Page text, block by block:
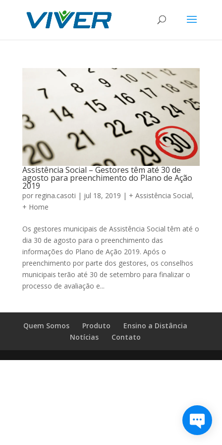
Assistência Social – Gestores têm até 30 de
agosto para preenchimento do Plano de Ação
2019
por regina.casoti | jul 18, 2019 | + Assistência Social,
+ Home
Os gestores municipais de Assistência Social têm até o
dia 30 de agosto para o preenchimento das
informações do Plano de Ação 2019. Após o
preenchimento por parte dos gestores, os conselhos
municipais terão até 30 de setembro para finalizar o
processo de avaliação e...
Quem Somos Produto
Ensino a Distância
Notícias
Contato